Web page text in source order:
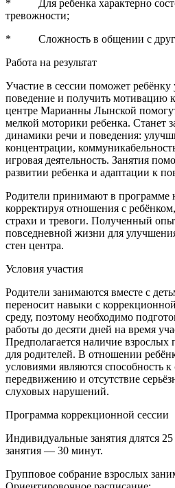
* Для ребенка характерно
тревожности;
* Сложность в общении с
Работа на результат
Участие в сессии поможет ребёнку
поведение и получить мотивацию
центре Марианны Лынской
мелкой моторики ребенка. Станет
динамики речи и поведения:
концентрации,
игровая деятельность. Занятия
развитии ребенка и адаптации к
Родители принимают в программе
корректируя отношения с
страхи и тревоги. Полученный
повседневной жизни для
стен центра.
Условия участия
Родители занимаются вместе с
переносит навыки с
среду, поэтому необходимо
работы до десяти дней на время
Предполагается наличие взрослых
для родителей. В отношении
условиями являются способность к
передвижению и отсутствие
слуховых нарушений.
Программа коррекционной сессии
Индивидуальные занятия длятся
занятия — 30 минут.
Групповое собрание взрослых